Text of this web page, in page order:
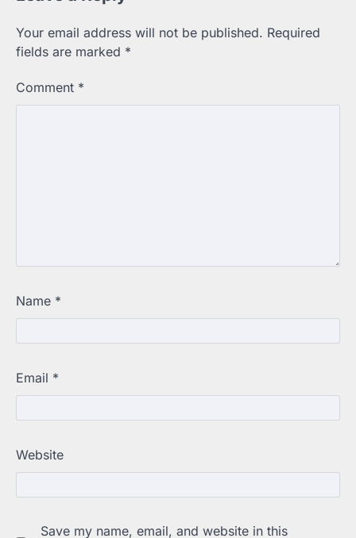
Your email address will not be published. Required
fields are marked *
Comment *
Name *
Email *
Website
Save my name, email, and website in this